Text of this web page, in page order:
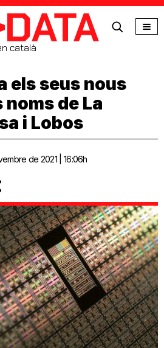
català
els seus nous
de La
i Lobos
de 2021 | 16:06h